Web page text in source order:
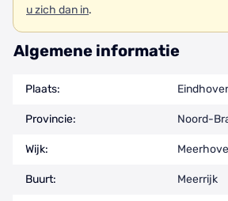
u zich dan in.
Algemene informatie
Plaats:
Provincie: Noord-
Wijk:
Buurt: Meerrijk